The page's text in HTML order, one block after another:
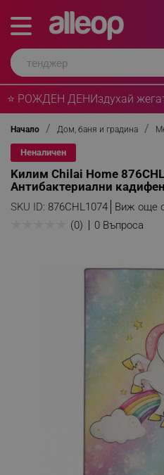
⭐ РОЖДЕН ДЕНИздухай
Начало Дом, баня и градина
Неналичен
Kилим Chilai Home
Aнтибактериални
SKU ID: 876CHL1074 Виж още
(0) 0 Въпроса